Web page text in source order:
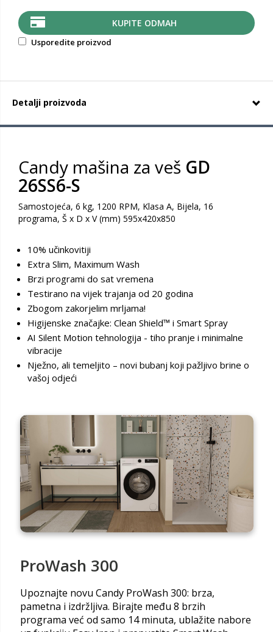
KUPITE ODMAH
Usporedite proizvod
Detalji proizvoda
Candy mašina za veš GD
26SS6-S
Samostojeća, 6 kg, 1200 RPM, Klasa A, Bijela, 16
programa, Š x D x V (mm) 595x420x850
10% učinkovitiji
Extra Slim, Maximum Wash
Brzi programi do sat vremena
Testirano na vijek trajanja od 20 godina
Zbogom zakorjelim mrljama!
Higijenske značajke: Clean Shield™ i Smart Spray
AI Silent Motion tehnologija - tiho pranje i minimalne
vibracije
Nježno, ali temeljito – novi bubanj koji pažljivo brine o
vašoj odjeći
ProWash 300
Upoznajte novu Candy ProWash 300: brza,
pametna i izdržljiva. Birajte među 8 brzih
programa već od samo 14 minuta, ublažite nabore